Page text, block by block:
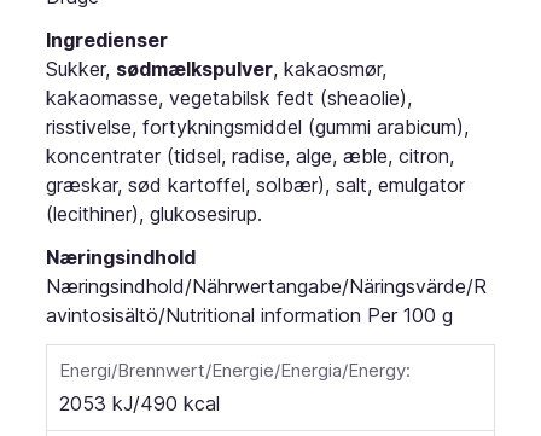
Ingredienser
Sukker, sødmælkspulver, kakaosmør,
kakaomasse, vegetabilsk fedt (sheaolie),
risstivelse, fortykningsmiddel (gummi arabicum),
koncentrater (tidsel, radise, alge, æble, citron,
græskar, sød kartoffel, solbær), salt, emulgator
(lecithiner), glukosesirup.
Næringsindhold
Næringsindhold/Nährwertangabe/Näringsvärde/R
avintosisältö/Nutritional information Per 100 g
Energi/Brennwert/Energie/Energia/Energy:
2053 kJ/490 kcal